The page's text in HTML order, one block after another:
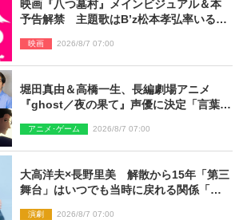
映画『八つ墓村』メインビジュアル＆本
予告解禁 主題歌はB’z松本孝弘率いる
映画 2026/8/7 07:00
堀田真由＆高橋一生、長編劇場アニメ
『ghost／夜の果て』声優に決定「言葉に
た」
アニメ･ゲーム 2026/8/7 07:00
大高洋夫×長野里美 解散から15年「第三
舞台」はいつでも当時に戻れる関係「や
演劇 2026/8/7 07:00